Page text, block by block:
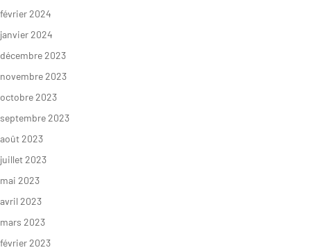
février 2024
janvier 2024
décembre 2023
novembre 2023
octobre 2023
septembre 2023
août 2023
juillet 2023
mai 2023
avril 2023
mars 2023
février 2023